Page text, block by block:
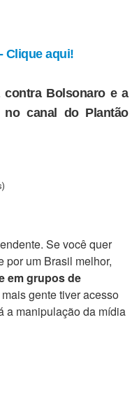
Clique aqui!
Bolsonaro e a
no canal do Plantão
Se você quer
por um Brasil melhor,
em grupos de
gente tiver acesso
a manipulação da mídia